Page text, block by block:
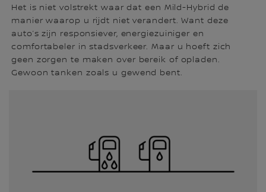
Het is niet volstrekt waar dat een Mild-Hybrid de
manier waarop u rijdt niet verandert. Want deze
auto’s zijn responsiever, energiezuiniger en
comfortabeler in stadsverkeer. Maar u hoeft zich
geen zorgen te maken over bereik of opladen.
Gewoon tanken zoals u gewend bent.